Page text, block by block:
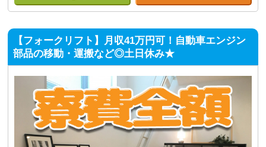
【フォークリフト】月収41万円可！自動車エンジン
部品の移動・運搬など◎土日休み★